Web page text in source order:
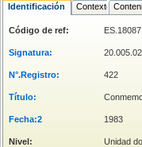
Identificación Contexto
Código de ref:
Signatura: 20.005.02
N°.Registro: 422
Título:
Fecha:2 1983
Nivel: Unidad